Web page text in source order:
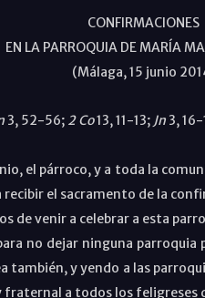
CONFIRMACIONES
EN LA PARROQUIA DE MARÍA
(Málaga, 15 junio
3, 52-56; 2 Co13, 11-13; Jn3, 16-
el párroco, y a toda la
recibir el sacramento de la
de venir a celebrar a esta
no dejar ninguna parroquia
también, y yendo a las
fraternal a todos los feligreses